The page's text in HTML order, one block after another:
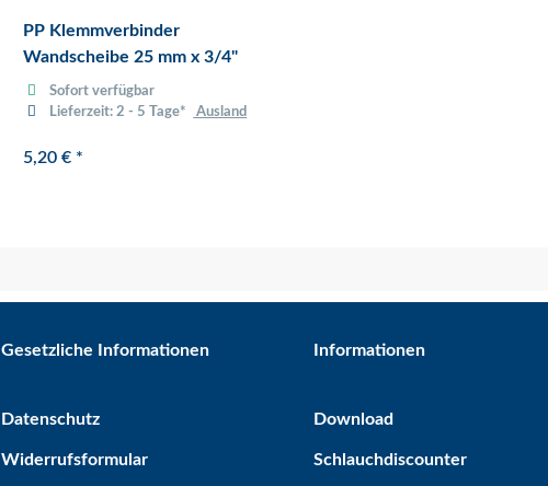
PP Klemmverbinder
Wandscheibe 25 mm x 3/4"
Sofort verfügbar
Lieferzeit:2 - 5 Tage* Ausland
5,20 € *
Gesetzliche Informationen
Datenschutz
Widerrufsformular
Informationen
Download
Schlauchdiscounter